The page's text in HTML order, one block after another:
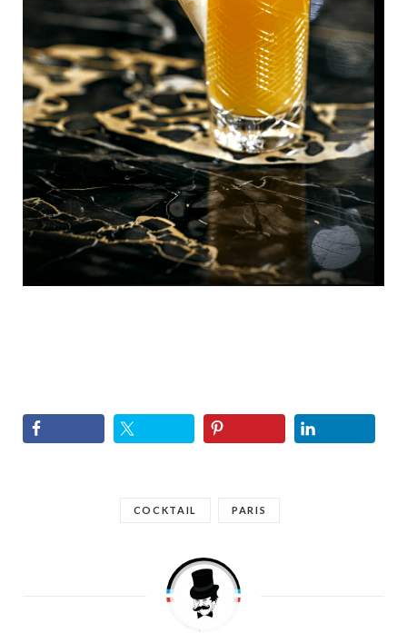
COCKTAIL PARIS